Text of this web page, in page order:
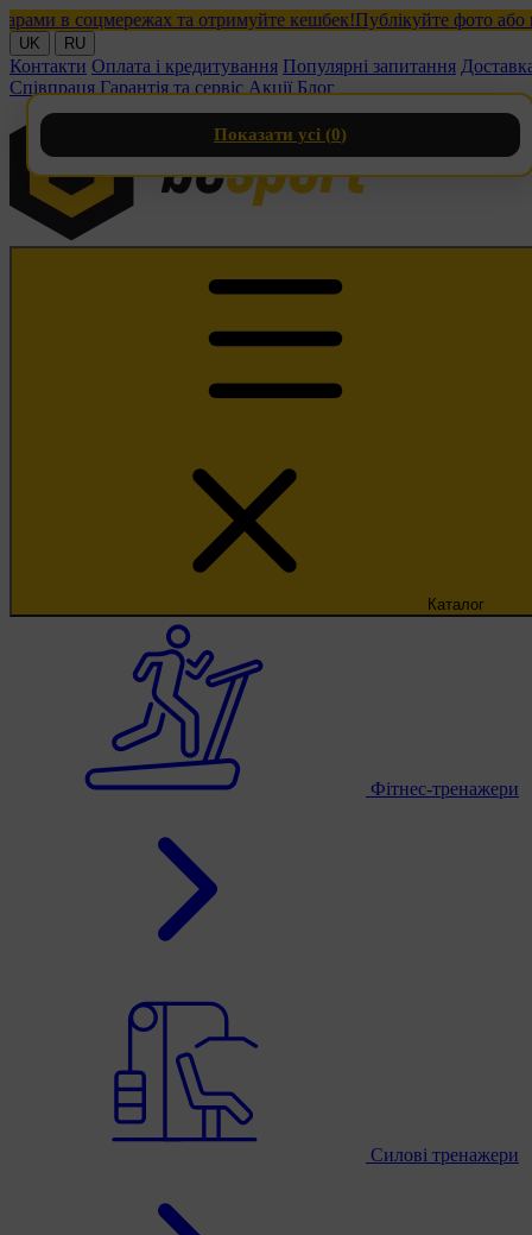
в соцмережах та отримуйте кешбек!Публікуйте фото або
UK RU
Контакти Оплата і кредитування Популярні запитання
Співпраця Гарантія та сервіс Акції Блог
Каталог
Фітнес-тренажери
Силові тренажери
Показати усі (0)